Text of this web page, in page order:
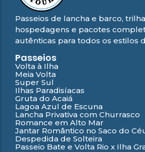
Passeios de lancha e barco,
hospedagens e pacotes
autênticas para todos os estilos
Passeios
Volta à Ilha
Meia Volta
Super Sul
Ilhas Paradisíacas
Gruta do Acaiá
Lagoa Azul de Escuna
Lancha Privativa com Churrasco
Romance em Alto Mar
Jantar Romântico no Saco do
Despedida de Solteira
Passeio Bate e Volta Rio x Ilha